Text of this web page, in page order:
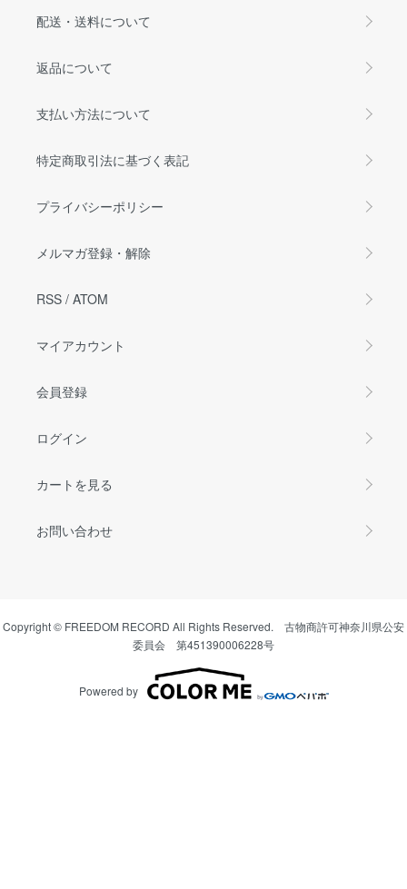
配送・送料について
返品について
支払い方法について
特定商取引法に基づく表記
プライバシーポリシー
メルマガ登録・解除
RSS / ATOM
マイアカウント
会員登録
ログイン
カートを見る
お問い合わせ
Copyright © FREEDOM RECORD All Rights Reserved. 古物商許可神奈川県公安
委員会 第451390006228号
Powered by